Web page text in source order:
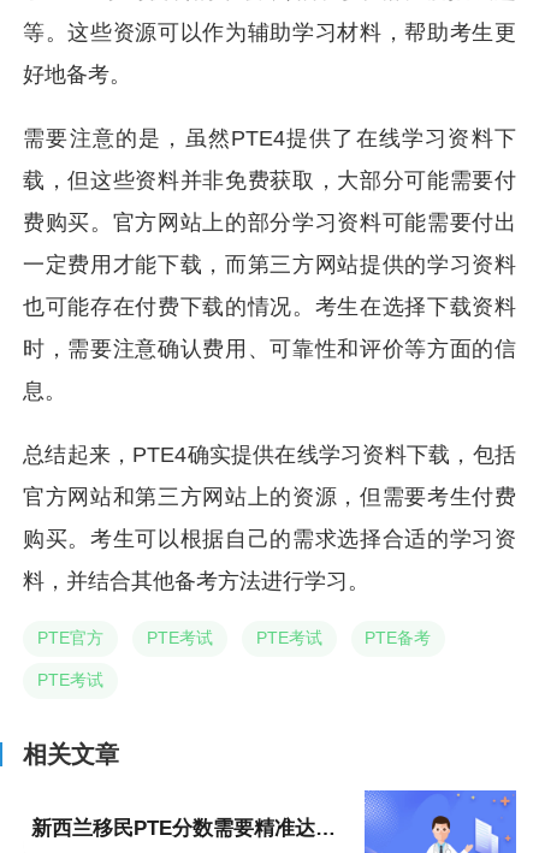
等。这些资源可以作为辅助学习材料，帮助考生更
好地备考。
需要注意的是，虽然PTE4提供了在线学习资料下
载，但这些资料并非免费获取，大部分可能需要付
费购买。官方网站上的部分学习资料可能需要付出
一定费用才能下载，而第三方网站提供的学习资料
也可能存在付费下载的情况。考生在选择下载资料
时，需要注意确认费用、可靠性和评价等方面的信
息。
总结起来，PTE4确实提供在线学习资料下载，包括
官方网站和第三方网站上的资源，但需要考生付费
购买。考生可以根据自己的需求选择合适的学习资
料，并结合其他备考方法进行学习。
PTE官方 PTE考试 PTE考试 PTE备考
PTE考试
相关文章
新西兰移民PTE分数需要精准达到吗？